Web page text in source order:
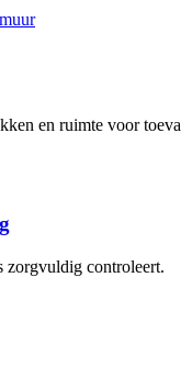
en ruimte voor
zorgvuldig controleert.